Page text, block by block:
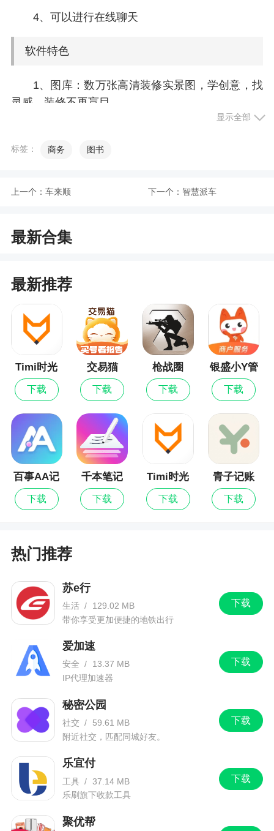
4、可以进行在线聊天
软件特色
1、图库：数万张高清装修实景图，学创意，找
灵感，装修不再盲目
了解家装的细节和常识
辑，灵活方便
小编评价
1、提供专业的沟通桥梁，让同行业的朋友们能
在这里找到专业人士的经验，以及沟通方式等，高
效便利
2、使用云装天下软件，就能更加轻松的将监
理、项目经理、材料商、业主的重要的人紧密的联
系在一起。更好的服务顾客，同时更好的管理员
工。觉得这款软件还不错的小伙伴快来下载吧
3、这款软件主要针对于装饰公司，用户可以通
过这款软件很清楚的了解各个业务环节的进度，以
及查看待办的事项，实时掌控施工状态，全面的提
高大家的工作效率
更新日志
2.预算打印支持110mm宽度打印
3.“工人端费用确认”参数增加生效范围
4.增加材料申购单生成领料单功能
6.材料计划增加备注字段
7.劳务合同、分包合同、其他合同、采购合同支
持自定义字段
8.工单功能优化
9.合同模块增加“启用附件必填”参数的限制
10.招投标项目增加转移公司功能
11.招投标项目增加分配人员功能
12.项目整改增加业主端是否可见
显示全部
标签： 商务 图书
上一个： 车来顺 下一个： 智慧派车
最新合集
最新推荐
Timi时光
记账最新
版
下载
交易猫
下载
枪战圈
下载
银盛小Y管
家
下载
百事AA记
账
下载
千本笔记
下载
Timi时光
记账
下载
青子记账
下载
热门推荐
下载
苏e行
生活 /
129.02 MB
带你享受更加便捷的地铁出行
下载
爱加速
安全 /
13.37 MB
IP代理加速器
下载
秘密公园
社交 /
59.61 MB
附近社交，匹配同城好友。
下载
乐宜付
工具 / 37.14 MB
乐刷旗下收款工具
聚优帮